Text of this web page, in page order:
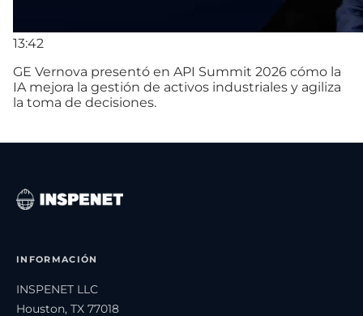
13:42
GE Vernova presentó en API Summit 2026 cómo la
IA mejora la gestión de activos industriales y agiliza
la toma de decisiones.
INFORMACIÓN
INSPENET LLC
Houston, TX 77018